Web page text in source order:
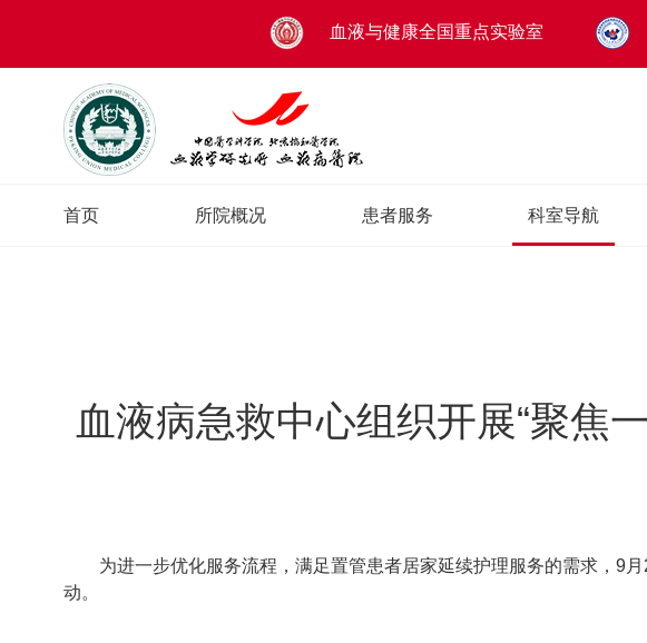
血液与健康全国重点实验室
首页 所院概况 患者服务 科室导航
血液病急救中心组织开展“聚焦
为进一步优化服务流程，满足置管患者居家延续护理服务的需求，9
动。